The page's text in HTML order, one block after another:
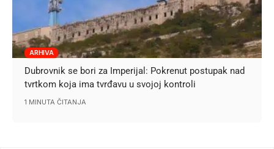
ARHIVA
Dubrovnik se bori za Imperijal: Pokrenut postupak nad
tvrtkom koja ima tvrđavu u svojoj kontroli
1 MINUTA ČITANJA